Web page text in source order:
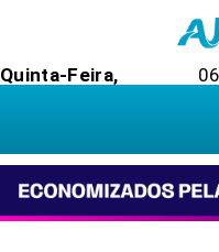
Quinta-Feira,